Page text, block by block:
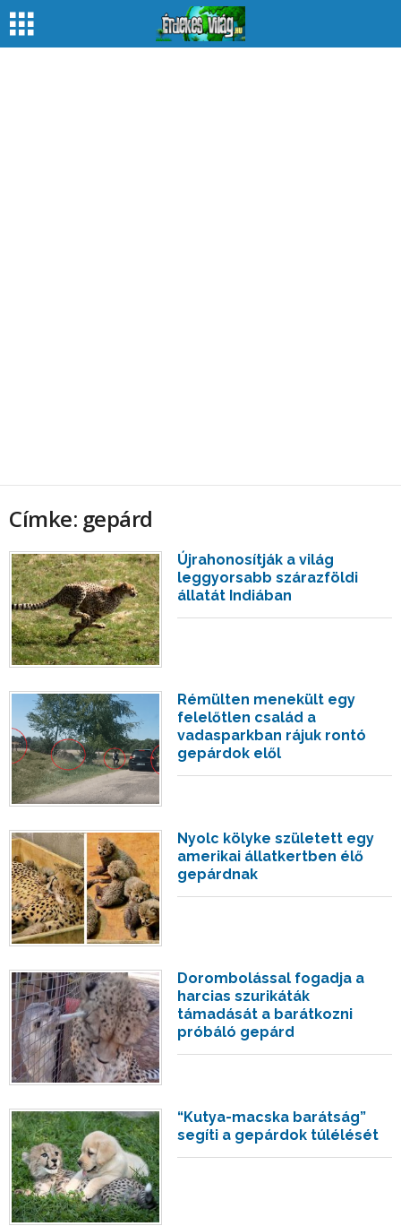
Címke: gepárd
Újrahonosítják a világ
leggyorsabb szárazföldi
állatát Indiában
Rémülten menekült egy
felelőtlen család a
vadasparkban rájuk rontó
gepárdok elől
Nyolc kölyke született egy
amerikai állatkertben élő
gepárdnak
Dorombolással fogadja a
harcias szurikáták
támadását a barátkozni
próbáló gepárd
“Kutya-macska barátság”
segíti a gepárdok túlélését